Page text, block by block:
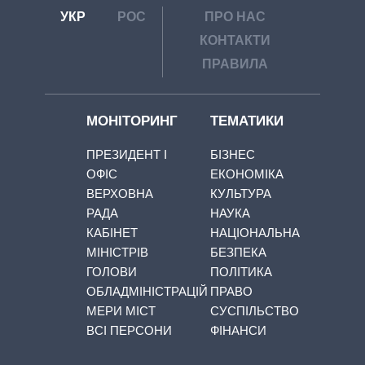
УКР РОС
ПРО НАС
КОНТАКТИ
ПРАВИЛА
МОНІТОРИНГ
ПРЕЗИДЕНТ І
ОФІС
ВЕРХОВНА
РАДА
КАБІНЕТ
МІНІСТРІВ
ГОЛОВИ
ОБЛАДМІНІСТРАЦІЙ
МЕРИ МІСТ
ВСІ ПЕРСОНИ
ТЕМАТИКИ
БІЗНЕС
ЕКОНОМІКА
КУЛЬТУРА
НАУКА
НАЦІОНАЛЬНА
БЕЗПЕКА
ПОЛІТИКА
ПРАВО
СУСПІЛЬСТВО
ФІНАНСИ